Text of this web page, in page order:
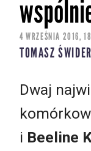
4 WRZEŚNIA 2016,
TOMASZ
Dwaj
i Beeline